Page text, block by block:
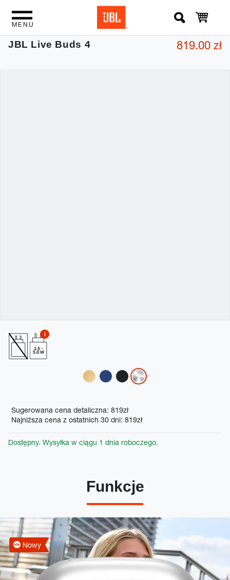
MENU
JBL Live Buds 4 819.00 zł
Promotions
Sugerowana cena detaliczna: 819zł
Najniższa cena z ostatnich 30 dni: 819zł
Dostępny. Wysyłka w ciągu 1 dnia roboczego.
2.5 -
5.0 W
Nowy
Funkcje